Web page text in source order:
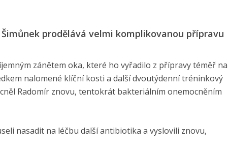
prodělává velmi komplikovanou přípravu
zánětem oka, které ho vyřadilo z přípravy téměř na
nalomené klíční kosti a další dvoutýdenní tréninkový
Radomír znovu, tentokrát bakteriálním onemocněním
nasadit na léčbu další antibiotika a vyslovili znovu,